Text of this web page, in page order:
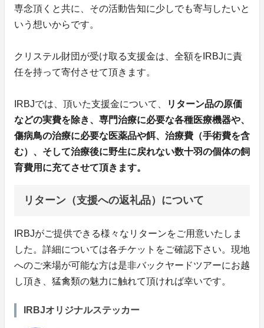
専念頂くと共に、その活動告知に少しでも寄与したいと
いう想いからです。
クリステル財団が受け取る支援金は、全額をIRBJに責
任を持って寄付させて頂きます。
IRBJでは、頂いた支援金について、
リターン品の原価
などの実費を除き、専門治療に必要な各種医療機器や、
傷病鳥の治療に必要な医薬品や餌、治療費（手術費を含
む）、そして治療後に野生に戻れない数十羽の個体の飼
育費用に充てさせて頂きます。
リターン（支援への返礼品）について
IRBJがご提供できる様々なリターンをご用意いたしま
した。詳細については各チケットをご確認下さい。現地
へのご来場が可能な方は是非バックヤードツアーにお越
し頂き、猛禽類の魅力に触れて頂ければ幸いです。
IRBJオリジナルステッカー